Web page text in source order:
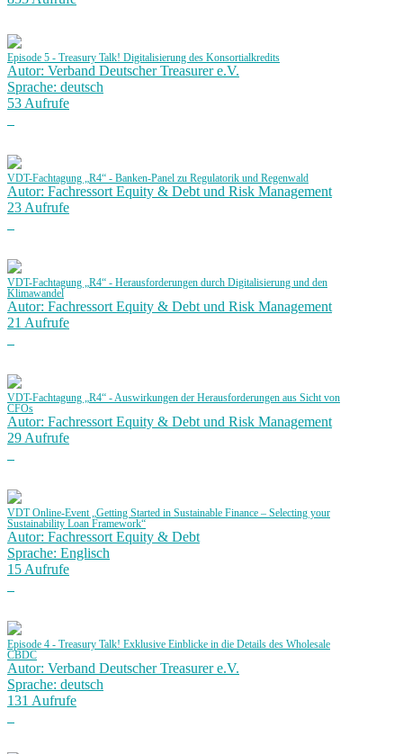
Episode 5 - Treasury Talk! Digitalisierung des Konsortialkredits
Autor: Verband Deutscher Treasurer e.V.
Sprache: deutsch
53 Aufrufe
VDT-Fachtagung „R4“ - Banken-Panel zu Regulatorik und Regenwald
Autor: Fachressort Equity & Debt und Risk Management
23 Aufrufe
VDT-Fachtagung „R4“ - Herausforderungen durch Digitalisierung und den
Klimawandel
Autor: Fachressort Equity & Debt und Risk Management
21 Aufrufe
VDT-Fachtagung „R4“ - Auswirkungen der Herausforderungen aus Sicht von
CFOs
Autor: Fachressort Equity & Debt und Risk Management
29 Aufrufe
VDT Online-Event „Getting Started in Sustainable Finance – Selecting your
Sustainability Loan Framework“
Autor: Fachressort Equity & Debt
Sprache: Englisch
15 Aufrufe
Episode 4 - Treasury Talk! Exklusive Einblicke in die Details des Wholesale
CBDC
Autor: Verband Deutscher Treasurer e.V.
Sprache: deutsch
131 Aufrufe